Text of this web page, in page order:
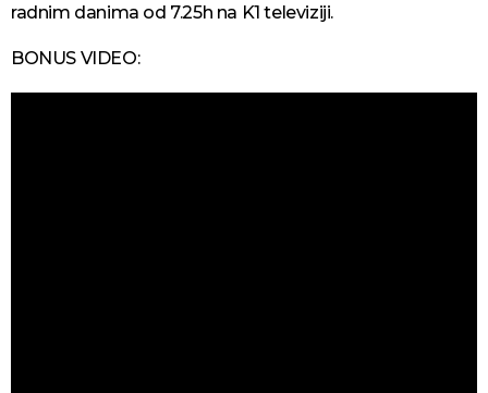
radnim danima od 7.25h na K1 televiziji.
BONUS VIDEO: